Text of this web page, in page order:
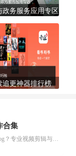
政务服务应用专区
追更神器排行榜
合集